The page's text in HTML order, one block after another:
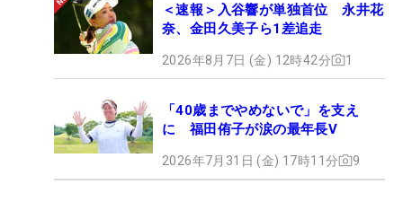
＜速報＞入谷響が単独首位 永井花
奈、金田久美子ら1差追走
2026年8月7日 (金) 12時42分 1
「40歳までやめないで」を支え
に 福田侑子が涙の最年長V
2026年7月31日 (金) 17時11分 9